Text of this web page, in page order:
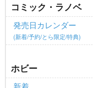
コミック・ラノベ
発売日カレンダー
(新着/予約/とら限定/特典)
ホビー